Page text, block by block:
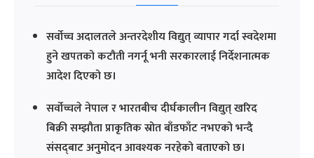
सर्वोच्च अदालतले अन्तरदेशीय विद्युत् व्यापार गर्दा स्वदेशमा
हुने खपतको कटौती नगर्नू भनी सरकारलाई निर्देशनात्मक
आदेश दिएको छ।
सर्वोच्चले नेपाल र भारतबीच दीर्घकालीन विद्युत् खरिद
बिक्री सम्झौता प्राकृतिक स्रोत बाँडफाँट नभएको भन्दै
संसद्‌बाट अनुमोदन आवश्यक नरहेको बताएको छ।